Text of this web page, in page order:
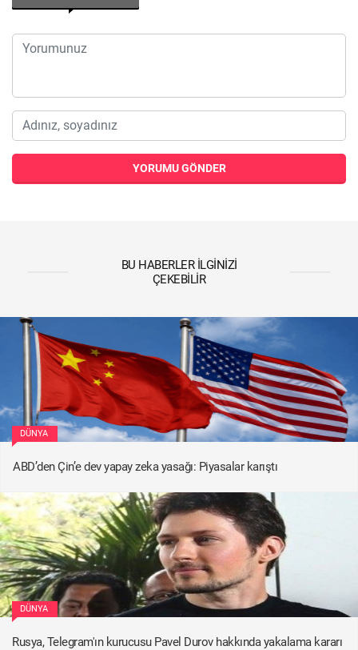
YORUMU GÖNDER
BU HABERLER İLGINIZI
ÇEKEBILIR
DÜNYA
ABD’den Çin’e dev yapay zeka yasağı: Piyasalar karıştı
DÜNYA
Rusya, Telegram'ın kurucusu Pavel Durov hakkında yakalama kararı